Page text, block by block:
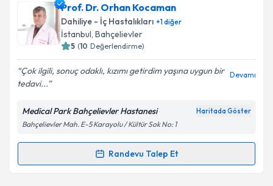
Prof. Dr. Kamuran Cumhur Değer
takvimi talebi oluşturun. Size bu uzmandan randevu
almanız için bir takvim hazırlandığında e-posta ile
bilgilendireceğiz.
E-posta Adresiniz
Kişisel verilerimin işlenmesine ilişkin
Metni'ni okudum ve kişisel verilerimin belirtilen
kapsamda işlenmesini kabul ediyorum.
Prof. Dr. Orhan Kocaman
Dahiliye - İç Hastalıkları +1diğer
İstanbul, Bahçelievler
5 (10 Değerlendirme)
Çok ilgili, sonuç odaklı, kızımı getirdim yaşına uygun bir
tedavi...
Devamı
Medical Park Bahçelievler Hastanesi Haritada Göster
Bahçelievler Mah. E-5 Karayolu / Kültür Sok No: 1
Randevu Talep Et
Randevu Takvimi Talebi